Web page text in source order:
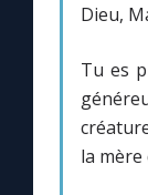
Dieu,
Tu es
la mère